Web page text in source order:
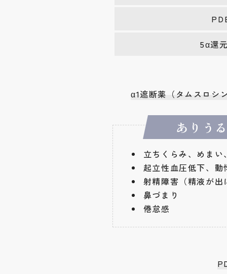
5α還
α1遮断薬（タムスロシ
ありう
立ちくらみ、めまい
起立性血圧低下、動
射精障害（精液が
鼻づまり
倦怠感